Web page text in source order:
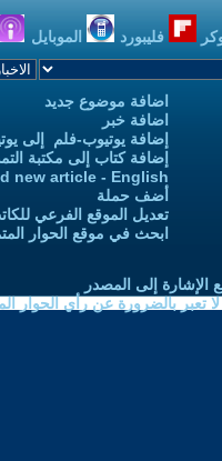
فليبورد الموبايل
اضافة موضوع جديد
اضافة خبر
إضافة يوتيوب-فلم إلى
إضافة كتاب إلى مكتبة
new article - English
أضف حملة
تعديل الموقع الفرعي
ابحث في موقع الحوار
الإشارة إلى المصدر
تعبر بالضرورة عن رأي الحوار